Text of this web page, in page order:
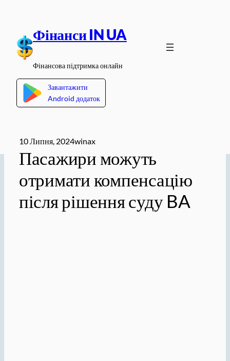
вмісту
Фінанси IN UA
Фінансова підтримка онлайн
Завантажити
Android додаток
10 Липня, 2024winax
Пасажири можуть
отримати компенсацію
після рішення суду BA